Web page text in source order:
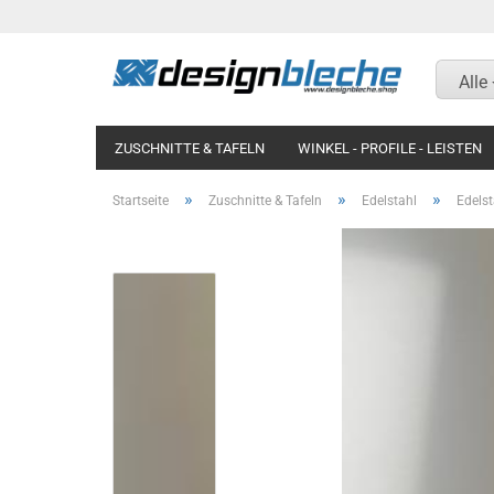
Alle
ZUSCHNITTE & TAFELN
Aluminium blank natur
WINKEL - PROFILE - LEISTEN
KOTFLÜGEL UND RAMPEN MAGNETWAND /
Startseite » Zuschnitte & Tafeln » Edelstahl »